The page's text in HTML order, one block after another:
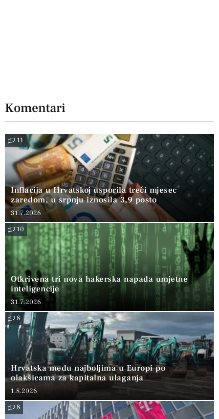
Komentari
11
Inflacija u Hrvatskoj usporila treći mjesec
zaredom, u srpnju iznosila 3,9 posto
31.7.2026
10
Otkrivena tri nova hakerska napada umjetne
inteligencije
31.7.2026
8
Hrvatska među najboljima u Europi po
olakšicama za kapitalna ulaganja
1.8.2026
8